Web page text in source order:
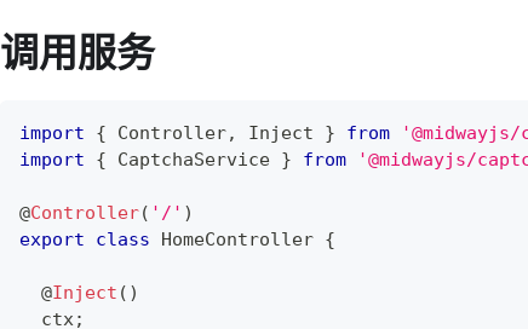
调用服务
import { Controller, Inject } from
import
{ CaptchaService } from '@midwayjs/
@Controller( '/' )
export
class HomeController {
@Inject ( )
  ctx
;